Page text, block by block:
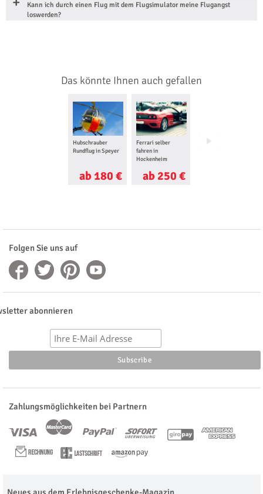
Kann ich durch einen Flug mit dem Flugsimulator meine Flugangst
loswerden?
Das könnte Ihnen auch gefallen
Hubschrauber
Rundflug in Speyer
ab 180 €
Ferrari selber
fahren in
Hockenheim
ab 250 €
Paintball spielen in
Folgen Sie uns auf
abonnieren
Zahlungsmöglichkeiten bei Partnern